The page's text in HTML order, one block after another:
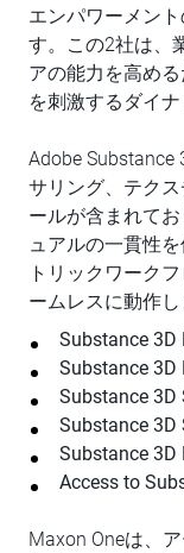
エンパワーメン
す。この2社は、
アの能力を高め
を刺激するダイ
Adobe Substance
サリング、テク
ールが含まれて
ュアルの一貫性
トリックワーク
ームレスに動作し
Substance 3D
Substance 3D
Substance 3D
Substance 3D
Substance 3D
Access to
Maxon Oneは、